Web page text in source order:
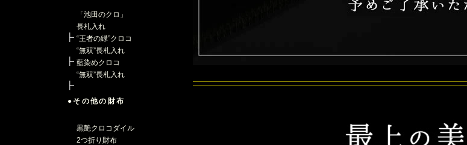
「池田のクロ」
長札入れ
“王者の緑”クロコ
“無双”長札入れ
藍染めクロコ
“無双”長札入れ
●その他の財布
黒艶クロコダイル
2つ折り財布